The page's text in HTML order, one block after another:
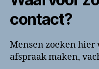
contact?
Mensen zoeken hier
afspraak maken,